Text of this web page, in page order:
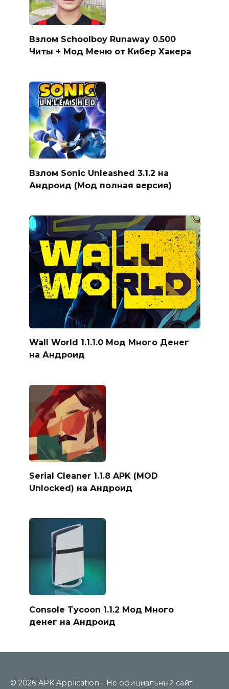
Взлом Schoolboy Runaway 0.500
Читы + Мод Меню от Кибер Хакера
Взлом Sonic Unleashed 3.1.2 на
Андроид (Мод полная версия)
Wall World 1.1.1.0 Мод Много Денег
на Андроид
Serial Cleaner 1.1.8 APK (MOD
Unlocked) на Андроид
Console Tycoon 1.1.2 Мод Много
денег на Андроид
© 2026 APK Application - Не официальный сайт